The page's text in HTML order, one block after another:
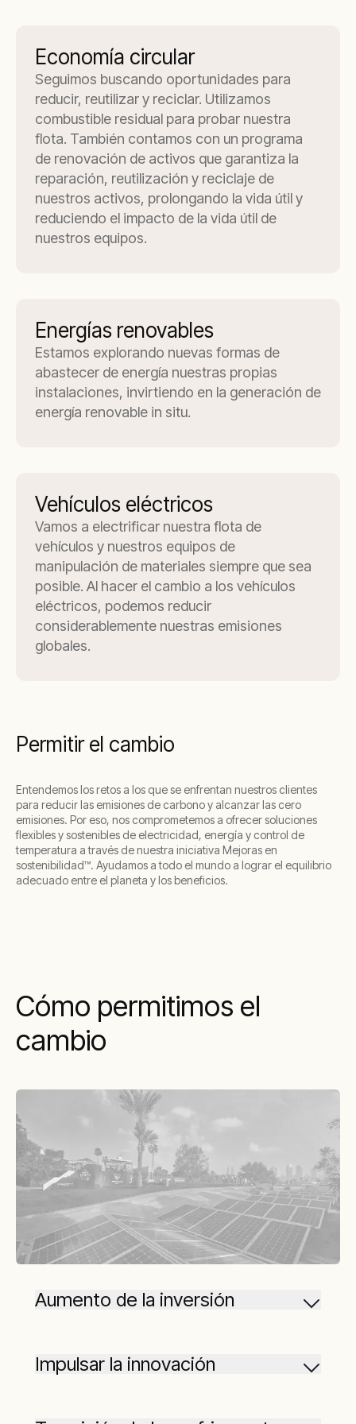
Economía circular
Seguimos buscando oportunidades para
reducir, reutilizar y reciclar. Utilizamos
combustible residual para probar nuestra
flota. También contamos con un programa
de renovación de activos que garantiza la
reparación, reutilización y reciclaje de
nuestros activos, prolongando la vida útil y
reduciendo el impacto de la vida útil de
nuestros equipos.
Energías renovables
Estamos explorando nuevas formas de
abastecer de energía nuestras propias
instalaciones, invirtiendo en la generación de
energía renovable in situ.
Vehículos eléctricos
Vamos a electrificar nuestra flota de
vehículos y nuestros equipos de
manipulación de materiales siempre que sea
posible. Al hacer el cambio a los vehículos
eléctricos, podemos reducir
considerablemente nuestras emisiones
globales.
Permitir el cambio
Entendemos los retos a los que se enfrentan nuestros clientes
para reducir las emisiones de carbono y alcanzar las cero
emisiones. Por eso, nos comprometemos a ofrecer soluciones
flexibles y sostenibles de electricidad, energía y control de
temperatura a través de nuestra iniciativa Mejoras en
sostenibilidad™. Ayudamos a todo el mundo a lograr el equilibrio
adecuado entre el planeta y los beneficios.
Cómo permitimos el
cambio
Aumento de la inversión
Impulsar la innovación
innovando, aplicando el pensamiento crítico